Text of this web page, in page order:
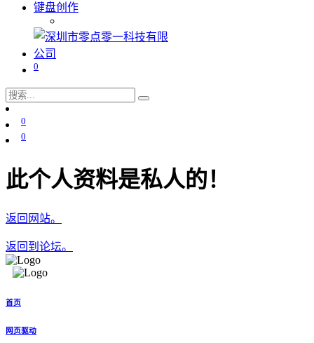
键盘创作
0
0
0
此个人资料是私人的！
返回网站。
返回到论坛。
首页
网页驱动